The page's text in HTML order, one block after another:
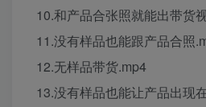
10.和产品合张照就能出带货
11.没有样品也能跟产品合照
12.无样品带货.mp4
13.没有样品也能让产品出现